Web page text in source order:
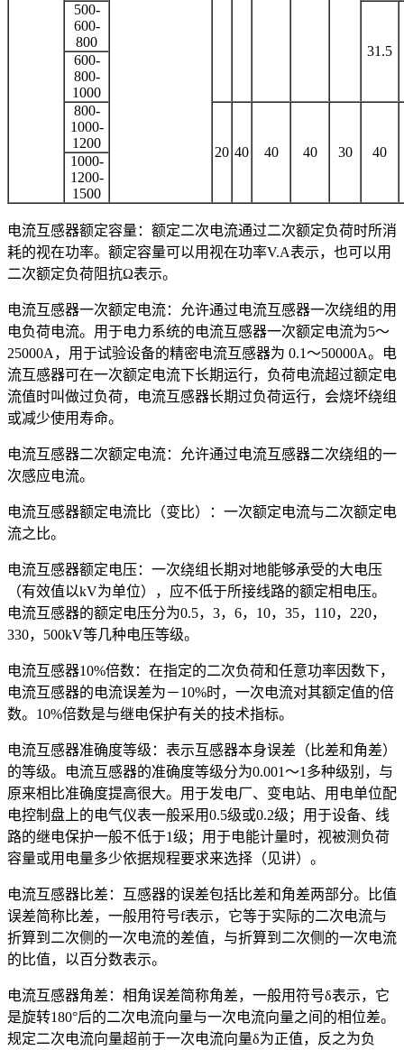
500-
600-
800
31.5
600-
800-
1000
800-
1000-
1200
20 40 40 40 30 40
1000-
1200-
1500
电流互感器额定容量：额定二次电流通过二次额定负荷时所消
耗的视在功率。额定容量可以用视在功率V.A表示，也可以用
二次额定负荷阻抗Ω表示。
电流互感器一次额定电流：允许通过电流互感器一次绕组的用
电负荷电流。用于电力系统的电流互感器一次额定电流为5～
25000A，用于试验设备的精密电流互感器为 0.1～50000A。电
流互感器可在一次额定电流下长期运行，负荷电流超过额定电
流值时叫做过负荷，电流互感器长期过负荷运行，会烧坏绕组
或减少使用寿命。
电流互感器二次额定电流：允许通过电流互感器二次绕组的一
次感应电流。
电流互感器额定电流比（变比）：一次额定电流与二次额定电
流之比。
电流互感器额定电压：一次绕组长期对地能够承受的大电压
（有效值以kV为单位），应不低于所接线路的额定相电压。
电流互感器的额定电压分为0.5，3，6，10，35，110，220，
330，500kV等几种电压等级。
电流互感器10%倍数：在指定的二次负荷和任意功率因数下，
电流互感器的电流误差为－10%时，一次电流对其额定值的倍
数。10%倍数是与继电保护有关的技术指标。
电流互感器准确度等级：表示互感器本身误差（比差和角差）
的等级。电流互感器的准确度等级分为0.001～1多种级别，与
原来相比准确度提高很大。用于发电厂、变电站、用电单位配
电控制盘上的电气仪表一般采用0.5级或0.2级；用于设备、线
路的继电保护一般不低于1级；用于电能计量时，视被测负荷
容量或用电量多少依据规程要求来选择（见讲）。
电流互感器比差：互感器的误差包括比差和角差两部分。比值
误差简称比差，一般用符号f表示，它等于实际的二次电流与
折算到二次侧的一次电流的差值，与折算到二次侧的一次电流
的比值，以百分数表示。
电流互感器角差：相角误差简称角差，一般用符号δ表示，它
是旋转180°后的二次电流向量与一次电流向量之间的相位差。
规定二次电流向量超前于一次电流向量δ为正值，反之为负